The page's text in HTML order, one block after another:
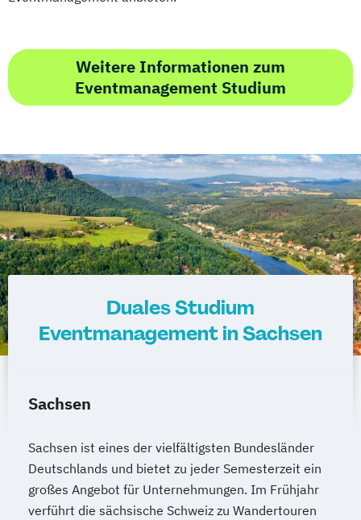
Weitere Informationen zum
Eventmanagement Studium
Duales Studium
Eventmanagement in Sachsen
Sachsen
Sachsen ist eines der vielfältigsten Bundesländer
Deutschlands und bietet zu jeder Semesterzeit ein
großes Angebot für Unternehmungen. Im Frühjahr
verführt die sächsische Schweiz zu Wandertouren